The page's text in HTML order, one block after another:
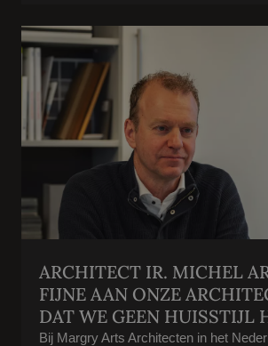
ARCHITECT IR. MICHEL
FIJNE AAN ONZE
DAT WE GEEN HUISSTIJL
Bij Margry Arts Architecten in het